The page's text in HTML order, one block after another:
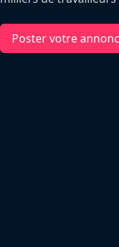
Poster votre